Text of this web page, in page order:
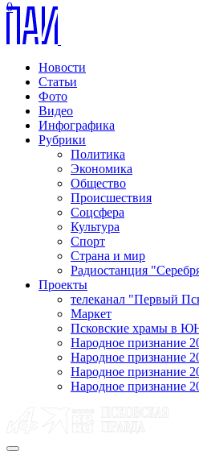
Новости
Статьи
Фото
Видео
Инфографика
Рубрики
Политика
Экономика
Общество
Происшествия
Соцсфера
Культура
Спорт
Страна и мир
Радиостанция
Проекты
телеканал "Первый
Маркет
Псковские храмы в
Народное признание
Народное признание
Народное признание
Народное признание
0